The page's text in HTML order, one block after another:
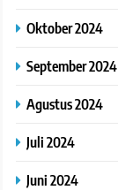
Oktober 2024
September 2024
Agustus 2024
Juli 2024
Juni 2024